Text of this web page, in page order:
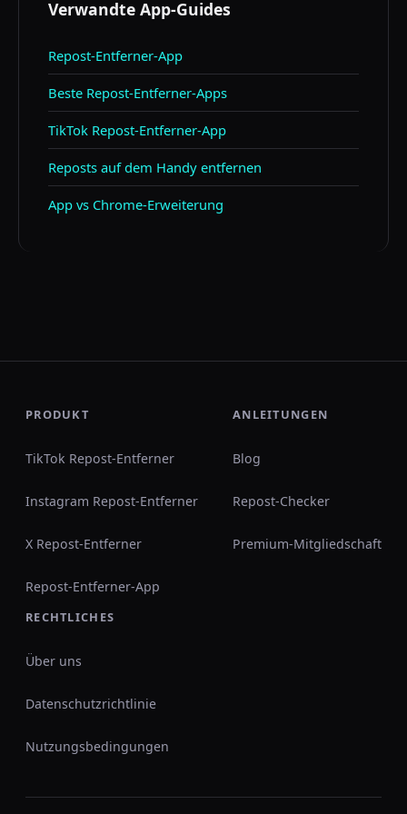
Verwandte App-Guides
Repost-Entferner-App
Beste Repost-Entferner-Apps
TikTok Repost-Entferner-App
Reposts auf dem Handy entfernen
App vs Chrome-Erweiterung
PRODUKT
TikTok Repost-Entferner
Instagram Repost-Entferner
X Repost-Entferner
Repost-Entferner-App
ANLEITUNGEN
Blog
Repost-Checker
Premium-Mitgliedschaft
RECHTLICHES
Über uns
Datenschutzrichtlinie
Nutzungsbedingungen